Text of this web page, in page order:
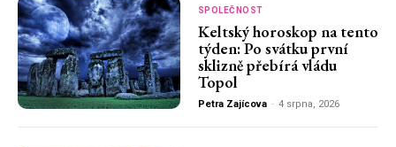
SPOLEČNOST
Keltský horoskop na tento
týden: Po svátku první
sklizně přebírá vládu
Topol
Petra Zajícova - 4 srpna, 2026